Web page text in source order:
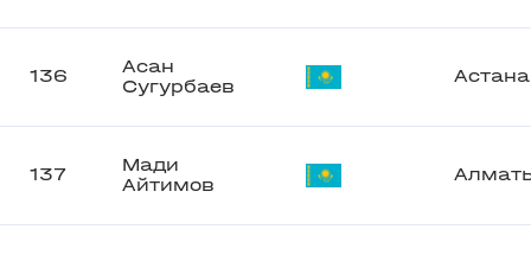
136
Асан
Сугурбаев
Астана
137
Мади
Айтимов